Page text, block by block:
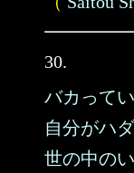
30.
バカって
自分がハ
世の中の